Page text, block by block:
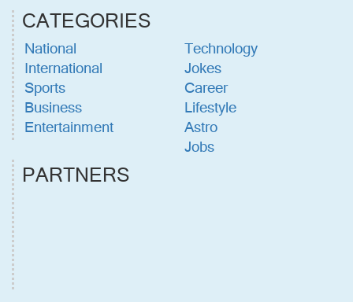
CATEGORIES
National
International
Sports
Business
Entertainment
Technology
Jokes
Career
Lifestyle
Astro
Jobs
PARTNERS